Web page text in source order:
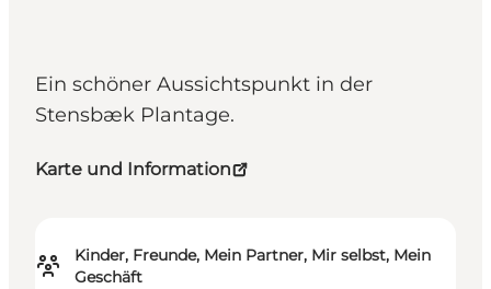
Ein schöner Aussichtspunkt in der
Stensbæk Plantage.
Karte und Information
Kinder, Freunde, Mein Partner, Mir selbst, Mein
Geschäft